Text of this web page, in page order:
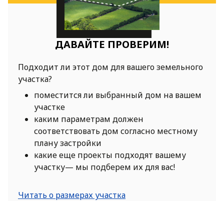
ДАВАЙТЕ ПРОВЕРИМ!
Подходит ли этот дом для вашего земельного
участка?
поместится ли выбранный дом на вашем
участке
каким параметрам должен
соответствовать дом согласно местному
плану застройки
какие еще проекты подходят вашему
участку— мы подберем их для вас!
Читать о размерах участка